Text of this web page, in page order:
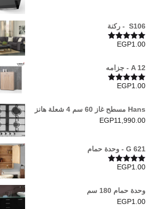
S106 - ركنة
تم التقييم
EGP1.00
A 12 - جزامه
تم التقييم
EGP1.00
Hans مسطح غاز 60 سم 4 شعلة هانز
EGP11,990.00
G 621 - وحدة حمام
تم التقييم
EGP1.00
وحدة حمام 180 سم
EGP1.00